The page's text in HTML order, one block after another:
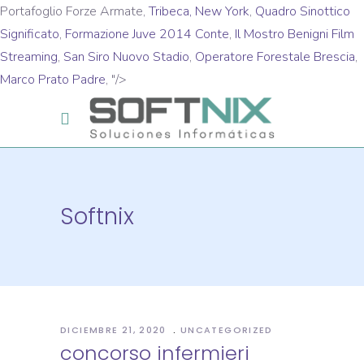
Portafoglio Forze Armate,Tribeca, New York, Quadro Sinottico
Significato, Formazione Juve 2014 Conte, Il Mostro Benigni Film
Streaming, San Siro Nuovo Stadio, Operatore Forestale Brescia,
Marco Prato Padre, "/>
Softnix
DICIEMBRE 21, 2020 UNCATEGORIZED
concorso infermieri